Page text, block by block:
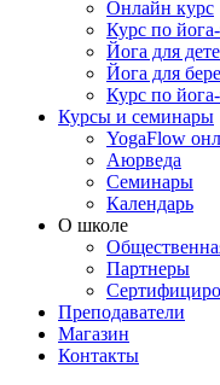
Онлайн курс
Курс по
Йога для
Йога для
Курс по
Курсы и семинары
YogaFlow
Аюрведа
Семинары
Календарь
О школе
Партнеры
Преподаватели
Магазин
Контакты